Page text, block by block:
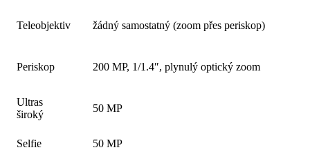
Teleobjektiv žádný samostatný (zoom přes periskop)
Periskop 200 MP, 1/1.4″, plynulý optický zoom
Ultras
široký
50 MP
Selfie 50 MP